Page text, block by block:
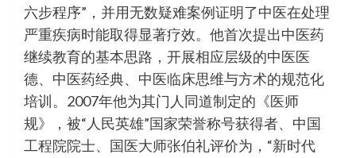
六步程序”，并用无数疑难案例证明了中医在处理
严重疾病时能取得显著疗效。他首次提出中医药
继续教育的基本思路，开展相应层级的中医医
德、中医药经典、中医临床思维与方术的规范化
培训。2007年他为其门人同道制定的《医师
规》，被“人民英雄”国家荣誉称号获得者、中国
工程院院士、国医大师张伯礼评价为，“新时代